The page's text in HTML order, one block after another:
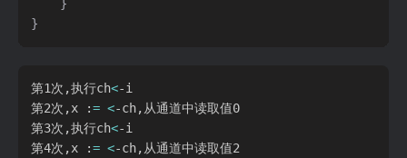
}
}
第1次,执行ch<-i
第2次,x := <-ch,从通道中读取值0
第3次,执行ch<-i
第4次,x := <-ch,从通道中读取值2